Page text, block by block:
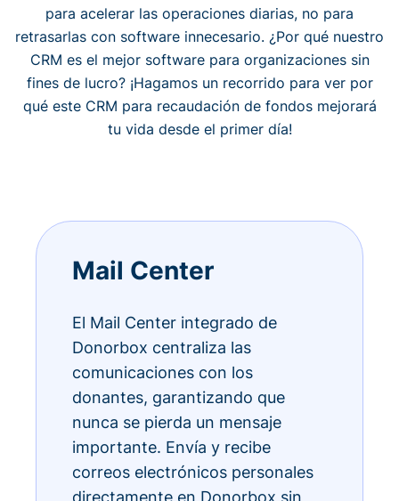
para acelerar las operaciones diarias, no para
retrasarlas con software innecesario. ¿Por qué nuestro
CRM es el mejor software para organizaciones sin
fines de lucro? ¡Hagamos un recorrido para ver por
qué este CRM para recaudación de fondos mejorará
tu vida desde el primer día!
Mail Center
El Mail Center integrado de
Donorbox centraliza las
comunicaciones con los
donantes, garantizando que
nunca se pierda un mensaje
importante. Envía y recibe
correos electrónicos personales
directamente en Donorbox sin